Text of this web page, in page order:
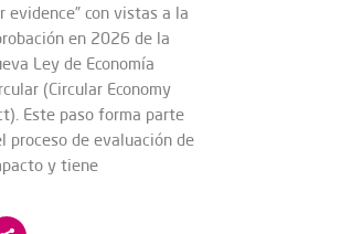
evidence” con vistas a la
en 2026 de la
Ley de Economía
(Circular Economy
Este paso forma parte
proceso de evaluación de
y tiene